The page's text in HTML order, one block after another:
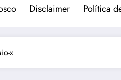
Disclaimer Política
x